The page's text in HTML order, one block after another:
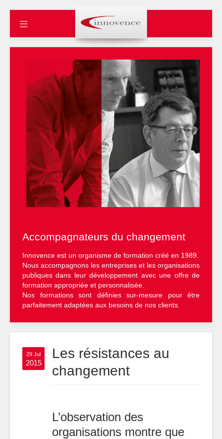
Accompagnateurs du changement
Innovence est un organisme de formation créé en 1989.
Nous accompagnons les entreprises et les organisations
publiques dans leur développement avec une offre de
formation appropriée et personnalisée.
Nos formations sont définies sur-mesure pour être
parfaitement adaptées aux besoins de nos clients.
29 Jul
2015
Les résistances au
changement
L’observation des
organisations montre que